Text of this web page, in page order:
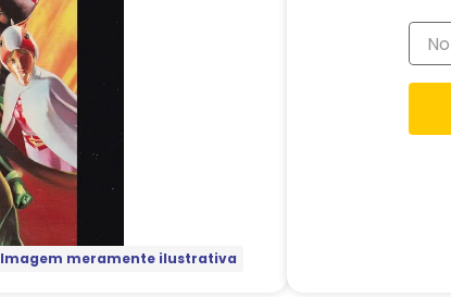
Imagem meramente ilustrativa